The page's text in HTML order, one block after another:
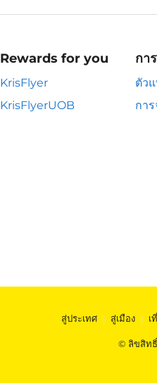
Rewards for you
KrisFlyer
KrisFlyerUOB
กา
ตัว
กา
สู่ประเทศ | สู่เมือง | เ
© ลิขสิทธิ์